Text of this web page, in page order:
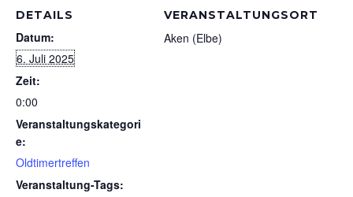
DETAILS
Datum:
6. Juli 2025
Zeit:
0:00
Veranstaltungskategori
e:
Oldtimertreffen
Veranstaltung-Tags:
VERANSTALTUNGSORT
Aken (Elbe)